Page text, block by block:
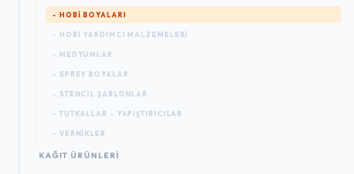
- HOBI BOYALARI
- HOBI YARDIMCI MALZEMELERI
- MEDYUMLAR
- SPREY BOYALAR
- STENCIL ŞABLONLAR
- TUTKALLAR - YAPIŞTIRICILAR
- VERNIKLER
KAĞIT ÜRÜNLERI